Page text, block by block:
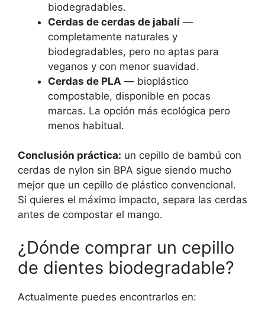
biodegradables.
Cerdas de cerdas de jabalí —
completamente naturales y
biodegradables, pero no aptas para
veganos y con menor suavidad.
Cerdas de PLA — bioplástico
compostable, disponible en pocas
marcas. La opción más ecológica pero
menos habitual.
Conclusión práctica: un cepillo de bambú con
cerdas de nylon sin BPA sigue siendo mucho
mejor que un cepillo de plástico convencional.
Si quieres el máximo impacto, separa las cerdas
antes de compostar el mango.
¿Dónde comprar un cepillo
de dientes biodegradable?
Actualmente puedes encontrarlos en: